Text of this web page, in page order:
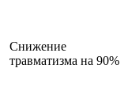
Снижение
травматизма на 90%